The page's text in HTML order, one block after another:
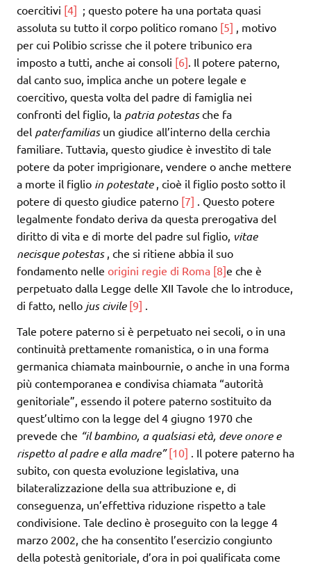
coercitivi [4] ; questo potere ha una portata quasi
assoluta su tutto il corpo politico romano [5] , motivo
per cui Polibio scrisse che il potere tribunico era
imposto a tutti, anche ai consoli [6] . Il potere paterno,
dal canto suo, implica anche un potere legale e
coercitivo, questa volta del padre di famiglia nei
confronti del figlio, la patria potestasche fa
del paterfamiliasun giudice all’interno della cerchia
familiare. Tuttavia, questo giudice è investito di tale
potere da poter imprigionare, vendere o anche mettere
a morte il figlio in potestate, cioè il figlio posto sotto il
potere di questo giudice paterno [7] . Questo potere
legalmente fondato deriva da questa prerogativa del
diritto di vita e di morte del padre sul figlio, vitae
necisque potestas, che si ritiene abbia il suo
fondamento nelle origini regie di Roma [8]e che è
perpetuato dalla Legge delle XII Tavole che lo introduce,
di fatto, nello jus civile [9]
Tale potere paterno si è perpetuato nei secoli, o in una
continuità prettamente romanistica, o in una forma
germanica chiamata mainbournie, o anche in una forma
più contemporanea e condivisa chiamata “autorità
genitoriale”, essendo il potere paterno sostituito da
quest’ultimo con la legge del 4 giugno 1970 che
prevede che “il bambino, a qualsiasi età, deve onore e
rispetto al padre e alla madre”[10] . Il potere paterno ha
subito, con questa evoluzione legislativa, una
bilateralizzazione della sua attribuzione e, di
conseguenza, un’effettiva riduzione rispetto a tale
condivisione. Tale declino è proseguito con la legge 4
marzo 2002, che ha consentito l’esercizio congiunto
della potestà genitoriale, d’ora in poi qualificata come